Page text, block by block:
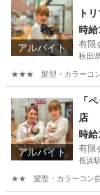
アルバイト
ト
時
有限
秋田
★★★ 髪型・カラーコン
四
アルバイト
「
店
時
有限
長浜駅
★★ 髪型・カラーコン自